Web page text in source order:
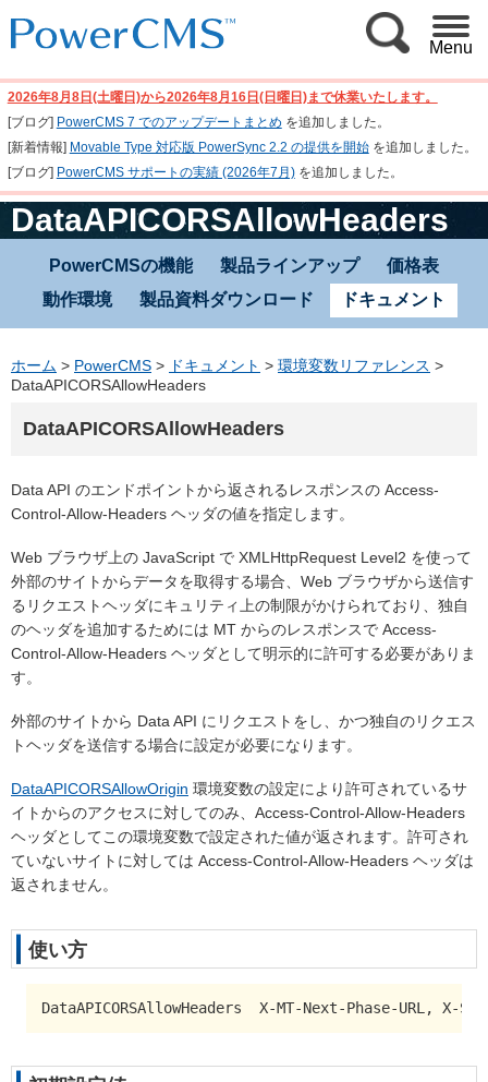
Menu
2026年8月8日(土曜日)から2026年8月16日(日曜日)まで休業いたします。
[ブログ] PowerCMS 7 でのアップデートまとめ を追加しました。
[新着情報] Movable Type 対応版 PowerSync 2.2 の提供を開始を追加しました。
[ブログ] PowerCMS サポートの実績 (2026年7月)を追加しました。
DataAPICORSAllowHeaders
PowerCMSの機能 製品ラインアップ
価格表
動作環境
製品資料ダウンロード ドキュメント
ホーム > PowerCMS > ドキュメント > 環境変数リファレンス >
DataAPICORSAllowHeaders
DataAPICORSAllowHeaders
Data API のエンドポイントから返されるレスポンスの Access-
Control-Allow-Headers ヘッダの値を指定します。
Web ブラウザ上の JavaScript で XMLHttpRequest Level2 を使って
外部のサイトからデータを取得する場合、Web ブラウザから送信す
るリクエストヘッダにキュリティ上の制限がかけられており、独自
のヘッダを追加するためには MT からのレスポンスで Access-
Control-Allow-Headers ヘッダとして明示的に許可する必要がありま
す。
外部のサイトから Data API にリクエストをし、かつ独自のリクエス
トヘッダを送信する場合に設定が必要になります。
DataAPICORSAllowOrigin 環境変数の設定により許可されているサ
イトからのアクセスに対してのみ、Access-Control-Allow-Headers
ヘッダとしてこの環境変数で設定された値が返されます。許可され
ていないサイトに対しては Access-Control-Allow-Headers ヘッダは
返されません。
使い方
DataAPICORSAllowHeaders  X-MT-Next-Phase-URL, X-